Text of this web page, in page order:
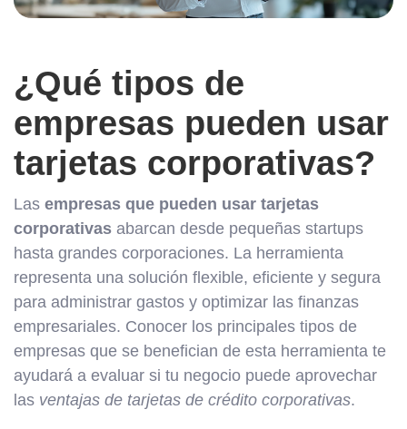
¿Qué tipos de
empresas pueden usar
tarjetas corporativas?
Las empresas que pueden usar tarjetas
corporativas abarcan desde pequeñas startups
hasta grandes corporaciones. La herramienta
representa una solución flexible, eficiente y segura
para administrar gastos y optimizar las finanzas
empresariales. Conocer los principales tipos de
empresas que se benefician de esta herramienta te
ayudará a evaluar si tu negocio puede aprovechar
las ventajas de tarjetas de crédito corporativas.